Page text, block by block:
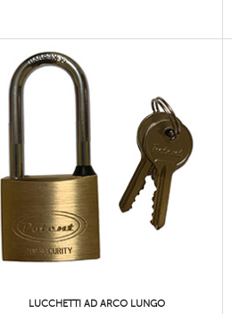
LUCCHETTI AD ARCO LUNGO